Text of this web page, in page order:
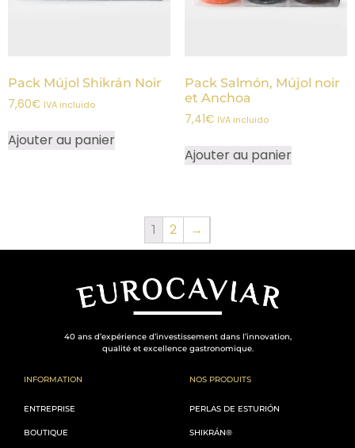
Pack Mújol Shikrán Noir
7,60€ IVA incluido
Ajouter au panier
Pack Salmón, Mújol noir
et Anchoa
7,41€ IVA incluido
Ajouter au panier
1 2 →
40 ans d’expérience d’investissement dans l’innovation,
qualité et excellence gastronomique.
INFORMATION
ENTREPRISE
BOUTIQUE
NOS PRODUITS
PERLAS DE ESTURIÓN
SHIKRÁN®